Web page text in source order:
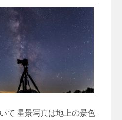
て 星景写真は地上の景色